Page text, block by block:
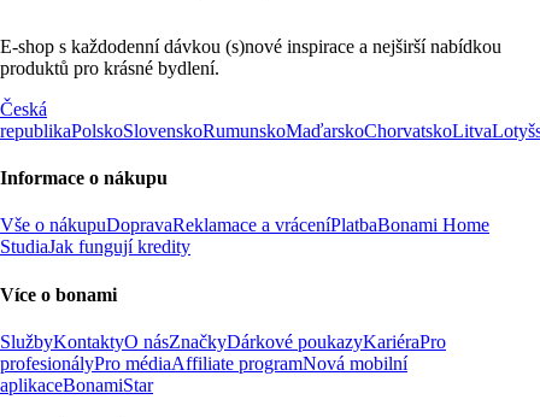
E-shop s každodenní dávkou (s)nové inspirace a nejširší nabídkou
produktů pro krásné bydlení.
Česká
republikaPolskoSlovenskoRumunskoMaďarskoChorvatskoLitva
Informace o nákupu
Vše o nákupuDopravaReklamace a vráceníPlatbaBonami Home
StudiaJak fungují kredity
Více o bonami
SlužbyKontaktyO násZnačkyDárkové poukazyKariéraPro
profesionályPro médiaAffiliate programNová mobilní
aplikaceBonamiStar